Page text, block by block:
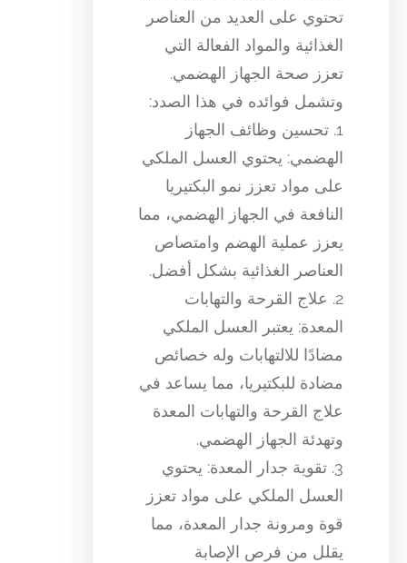
تحتوي على العديد من العناصر
الغذائية والمواد الفعالة التي
تعزز صحة الجهاز الهضمي.
وتشمل فوائده في هذا الصدد:
1. تحسين وظائف الجهاز
الهضمي: يحتوي العسل الملكي
على مواد تعزز نمو البكتيريا
النافعة في الجهاز الهضمي، مما
يعزز عملية الهضم وامتصاص
العناصر الغذائية بشكل أفضل.
2. علاج القرحة والتهابات
المعدة: يعتبر العسل الملكي
مضادًا للالتهابات وله خصائص
مضادة للبكتيريا، مما يساعد في
علاج القرحة والتهابات المعدة
وتهدئة الجهاز الهضمي.
3. تقوية جدار المعدة: يحتوي
العسل الملكي على مواد تعزز
قوة ومرونة جدار المعدة، مما
يقلل من فرص الإصابة